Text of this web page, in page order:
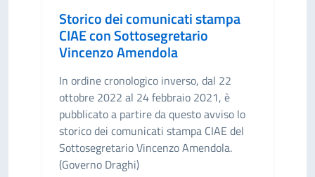
Storico dei comunicati stampa
CIAE con Sottosegretario
Vincenzo Amendola
In ordine cronologico inverso, dal 22
ottobre 2022 al 24 febbraio 2021, è
pubblicato a partire da questo avviso lo
storico dei comunicati stampa CIAE del
Sottosegretario Vincenzo Amendola.
(Governo Draghi)